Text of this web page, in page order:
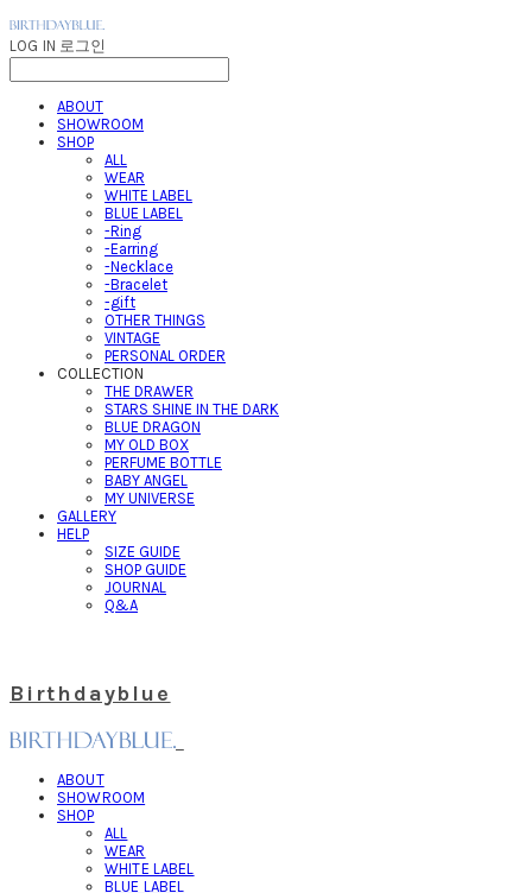
LOG IN 로그인
ABOUT
SHOWROOM
SHOP
ALL
WEAR
WHITE LABEL
BLUE LABEL
-Ring
-Earring
-Necklace
-Bracelet
-gift
OTHER THINGS
VINTAGE
PERSONAL ORDER
COLLECTION
THE DRAWER
STARS SHINE IN THE DARK
BLUE DRAGON
MY OLD BOX
PERFUME BOTTLE
BABY ANGEL
MY UNIVERSE
GALLERY
HELP
SIZE GUIDE
SHOP GUIDE
JOURNAL
Q&A
Birthdayblue
ABOUT
SHOWROOM
SHOP
ALL
WEAR
WHITE LABEL
BLUE LABEL